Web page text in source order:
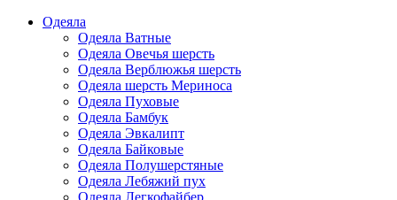
Одеяла
Одеяла Ватные
Одеяла Овечья шерсть
Одеяла Верблюжья шерсть
Одеяла шерсть Мериноса
Одеяла Пуховые
Одеяла Бамбук
Одеяла Эвкалипт
Одеяла Байковые
Одеяла Полушерстяные
Одеяла Лебяжий пух
Одеяла Легкофайбер